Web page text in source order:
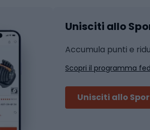
Sport con le
Badminton
Ping pong
Tennis
Unisciti allo
Accumula punti e
Scopri il programma
Unisciti allo